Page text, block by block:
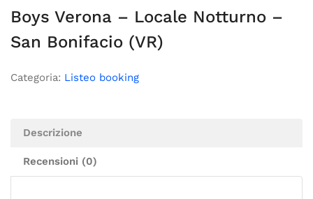
Boys Verona – Locale Notturno –
San Bonifacio (VR)
Categoria: Listeo booking
Descrizione
Recensioni (0)